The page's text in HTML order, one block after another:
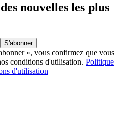
nouvelles les plus
S'abonner
», vous confirmez que vous
conditions d'utilisation. Politique
d'utilisation